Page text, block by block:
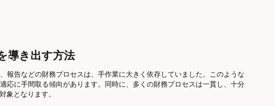
導き出す方法
報告などの財務プロセスは、手作業に大きく依存していました。このような
応に手間取る傾向があります。同時に、多くの財務プロセスは一貫し、十分
象となります。